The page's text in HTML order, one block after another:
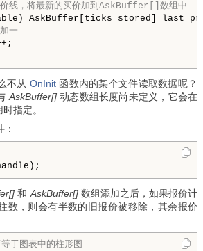
线，将最新的买价加到AskBuffer[]数组中
一
不从 OnInit 函数内的某个文件读取数据呢？
AskBuffer[]动态数组长度尚未定义，它会在
指定。
和AskBuffer[]数组添加之后，如果报价计
数，则会有半数的旧报价被移除，其余报价
于图表中的柱形图